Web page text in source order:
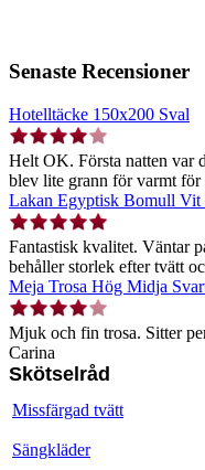
Senaste Recensioner
Hotelltäcke 150x200 Sval
Helt OK. Första natten var
blev lite grann för varmt
Lakan Egyptisk Bomull Vit
Fantastisk kvalitet. Väntar
behåller storlek efter tvätt
Meja Trosa Hög Midja
Mjuk och fin trosa. Sitter
Carina
Skötselråd
Missfärgad tvätt
Sängkläder